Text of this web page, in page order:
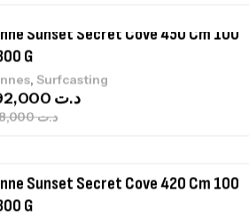
Sunset Secret Cove 450 Cm 100
G
, Surfcasting
د.ت768,000
د.ت
Sunset Secret Cove 420 Cm 100
G